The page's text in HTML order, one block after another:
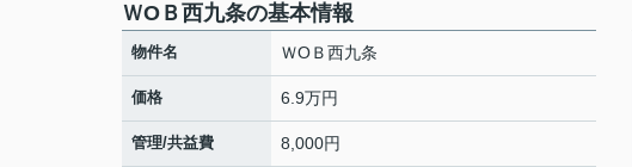
ＷОＢ西九条の基本情報
物件名 ＷОＢ西九条
価格 6.9万円
管理/共益費 8,000円